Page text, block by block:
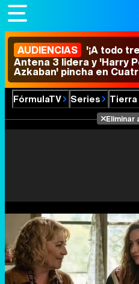
AUDIENCIAS '¡A todo
Antena 3 lidera y 'Harry
Azkaban' pincha en
FórmulaTV Series
Eliminar